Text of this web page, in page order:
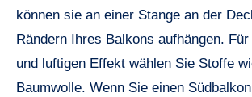
können sie an einer Stange an der
Rändern Ihres Balkons aufhängen.
und luftigen Effekt wählen Sie Stoffe
Baumwolle. Wenn Sie einen